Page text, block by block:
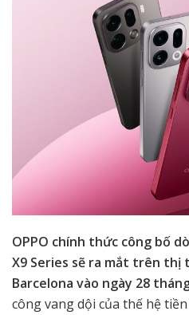
OPPO chính thức công bố
X9 Series sẽ ra mắt trên
Barcelona vào ngày 28
công vang dội của thế hệ